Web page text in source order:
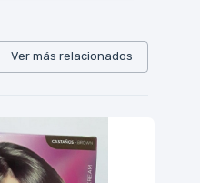
Ver más relacionados